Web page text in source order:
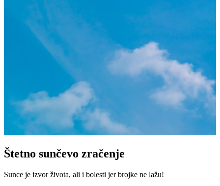
Štetno sunčevo zračenje
Sunce je izvor života, ali i bolesti jer brojke ne lažu!